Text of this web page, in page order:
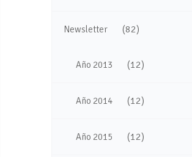
Newsletter (82)
Año 2013 (12)
Año 2014 (12)
Año 2015 (12)